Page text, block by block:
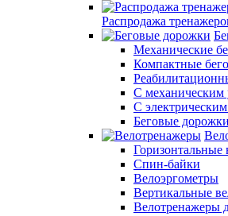
Распродажа
Механические
Компактные
С механическим
С
Беговые
Горизонтальные
Спин-байки
Велоэргометры
Вертикальные
Велотренажеры